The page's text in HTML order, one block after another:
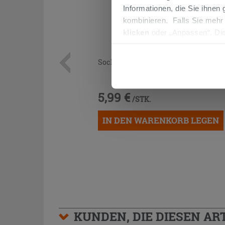
Informationen, die Sie ihnen
kombinieren. Falls Sie
klicken
oder „Anpassen“.
Sockelleiste Ever Ice Pearl 6,5X61,5
5,99 € /STK.
IN DEN WARENKORB LEGEN
KUNDEN, DIE DIESEN